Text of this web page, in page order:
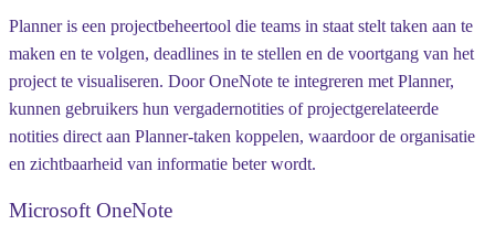
Planner is een projectbeheertool die teams in staat stelt taken aan te
maken en te volgen, deadlines in te stellen en de voortgang van het
project te visualiseren. Door OneNote te integreren met Planner,
kunnen gebruikers hun vergadernotities of projectgerelateerde
notities direct aan Planner-taken koppelen, waardoor de organisatie
en zichtbaarheid van informatie beter wordt.
Microsoft OneNote